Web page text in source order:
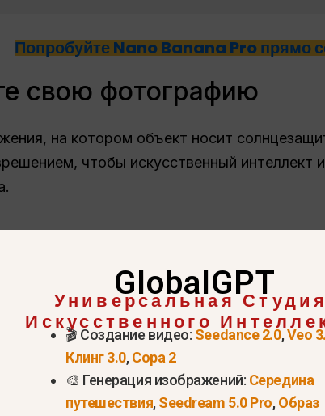
Попробуйте Nano Banana Pro прямо
свою фотографию
на котором объект носит
чтобы искусственный интеллект
GlobalGPT
Универсальная Студия
Искусственного
🎬 Создание видео: Seedance 2.0,Veo
Клинг 3.0,Сора 2
🎨 Генерация изображений: Середина
путешествия,Seedream 5.0 Pro,Образ